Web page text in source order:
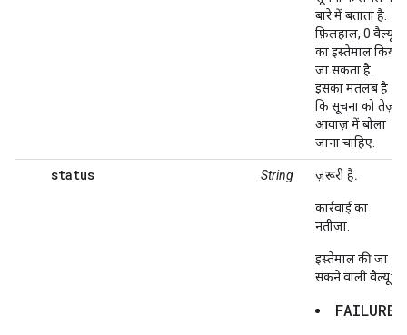
बारे में बताता है.
फ़िलहाल, 0 वैल्यू
का इस्तेमाल किया
जा सकता है.
इसका मतलब है
कि सूचना को तेज़
आवाज़ में बोला
जाना चाहिए.
status String ज़रूरी है.
कार्रवाई का
नतीजा.
इस्तेमाल की जा
सकने वाली वैल्यू:
FAILURE